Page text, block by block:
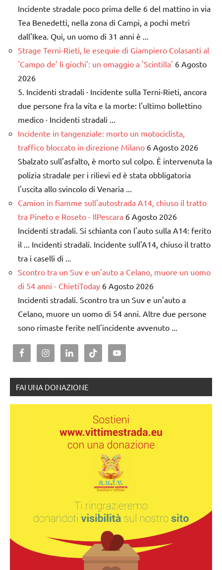
Incidente stradale poco prima delle 6 del mattino in via
Tea Benedetti, nella zona di Campi, a pochi metri
dall'Ikea. Qui, un uomo di 31 anni è ...
Strage Terni-Rieti, le esequie di Giampiero Colasanti al
'Campo de' li giochi': un omaggio a 'Scintilla' 6 Agosto
2026
5. Incidenti stradali · Incidente sulla Terni-Rieti, ancora
due persone fra la vita e la morte: l'ultimo bollettino
medico · Incidenti stradali ...
Incidente in tangenziale: morto un motociclista,
traffico bloccato in direzione Milano 6 Agosto 2026
Sbalzato sull'asfalto, è morto sul colpo. È intervenuta la
polizia stradale per i rilievi ed è stata obbligatoria
l'uscita allo svincolo di Venaria ...
Camion in fiamme sull'autostrada A14, chiuso il tratto
tra Pineto e Roseto - IlPescara 6 Agosto 2026
Incidenti stradali. Si schianta con l'auto sulla A14: ferito
il ... Incidenti stradali. Incidente sull'A14, chiuso il tratto
tra i caselli di ...
Scontro tra un Suv e un'auto a Celano, muore un uomo
di 54 anni - ChietiToday 6 Agosto 2026
Incidenti stradali. Scontro tra un Suv e un'auto a
Celano, muore un uomo di 54 anni. Altre due persone
sono rimaste ferite nell'incidente avvenuto ...
FAI UNA DONAZIONE